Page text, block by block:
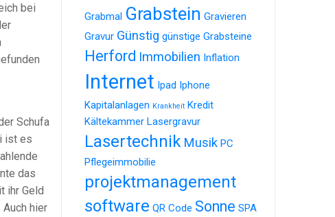
bei
Schufa
ist es
das
ihr Geld
hier
Grabmal Grabstein Gravieren
Gravur Günstig günstige Grabsteine
Herford Immobilien Inflation
Internet Ipad Iphone
Kapitalanlagen Krankheit Kredit
Kältekammer Lasergravur
Lasertechnik Musik PC
Pflegeimmobilie
projektmanagement
software QR Code Sonne SPA